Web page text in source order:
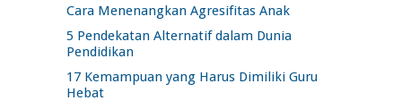
Cara Menenangkan Agresifitas Anak
5 Pendekatan Alternatif dalam Dunia
Pendidikan
17 Kemampuan yang Harus Dimiliki Guru
Hebat